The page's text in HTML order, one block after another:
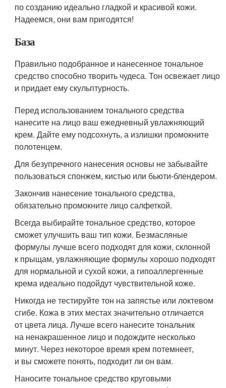
средство способно творить чудеса. Тон освежает лицо
и придает ему скульптурность.
Перед использованием тонального средства
крем. Дайте ему подсохнуть, а излишки промокните
полотенцем.
пользоваться спонжем, кистью или бьюти-блендером.
Закончив нанесение тонального средства,
обязательно промокните лицо салфеткой.
сможет улучшить ваш тип кожи. Безмасляные
формулы лучше всего подходят для кожи, склонной
к прыщам, увлажняющие формулы хорошо подходят
для нормальной и сухой кожи, а гипоаллергенные
крема идеально подойдут чувствительной коже.
Никогда не тестируйте тон на запястье или локтевом
сгибе. Кожа в этих местах значительно отличается
от цвета лица. Лучше всего нанесите тональник
на ненакрашенное лицо и подождите несколько
минут. Через некоторое время крем потемнеет,
и вы сможете понять, подходит ли он вам.
Наносите тональное средство круговыми
движениями, двигаясь от центра к периферии.
Избегайте нанесения крема большими порциями.
Лучше всего распределить основу маленькими
горошинками. Так база ляжет более ровно
и естественно.